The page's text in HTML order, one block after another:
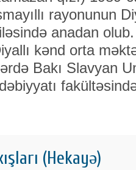
rayonunun
anadan
kənd orta
Bakı Slavyan
(Hekayə)